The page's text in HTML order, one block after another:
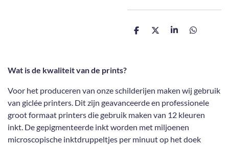
D
D
S
D
Wat is de kwaliteit van de prints?
Voor het produceren van onze schilderijen maken wij gebruik
van giclée printers. Dit zijn geavanceerde en professionele
groot formaat printers die gebruik maken van 12 kleuren
inkt. De gepigmenteerde inkt worden met miljoenen
microscopische inktdruppeltjes per minuut op het doek